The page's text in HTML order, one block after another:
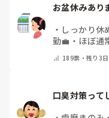
お盆休みあり
・ しっかり休
勤💼 ・ ほぼ通
189票・残り3日
口臭対策って